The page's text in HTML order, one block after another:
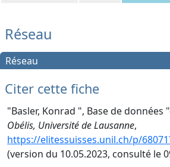
Réseau
Réseau
Citer cette fiche
"Basler, Konrad ", Base de données
Obélis, Université de Lausanne,
https://elitessuisses.unil.ch/p/
(version du 10.05.2023, consulté le